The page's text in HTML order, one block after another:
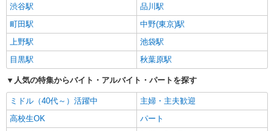
渋谷駅
品川駅
町田駅
中野(東京)駅
上野駅
池袋駅
目黒駅
秋葉原駅
人気の特集からバイト・アルバイト・パートを探す
ミドル（40代～）活躍中
主婦・主夫歓迎
高校生OK
パート